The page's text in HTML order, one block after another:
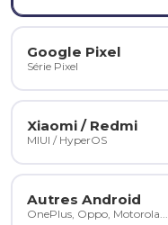
Google Pixel
Série Pixel
Xiaomi / Redmi
MIUI / HyperOS
Autres Android
OnePlus, Oppo, Motorola...